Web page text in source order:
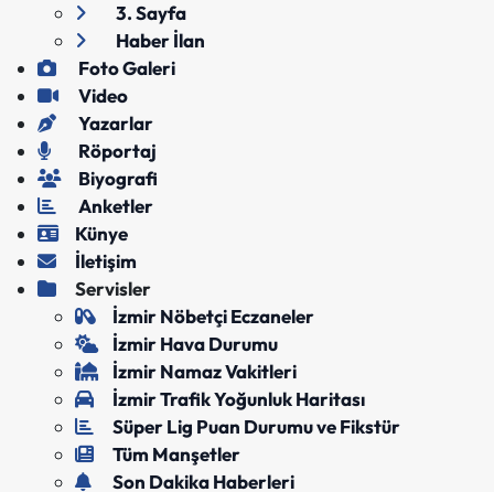
3. Sayfa
Haber İlan
Foto Galeri
Video
Yazarlar
Röportaj
Biyografi
Anketler
Künye
İletişim
Servisler
İzmir Nöbetçi Eczaneler
İzmir Hava Durumu
İzmir Namaz Vakitleri
İzmir Trafik Yoğunluk Haritası
Süper Lig Puan Durumu ve Fikstür
Tüm Manşetler
Son Dakika Haberleri